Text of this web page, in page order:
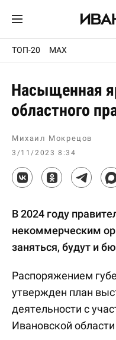
ТОП-20 MAX
Насыщенная
областного
Михаил Мокрецов
3/11/2023 8:34
В 2024 году
некоммерческим
заняться, будут и
Распоряжением
утвержден план
деятельности с
Ивановской